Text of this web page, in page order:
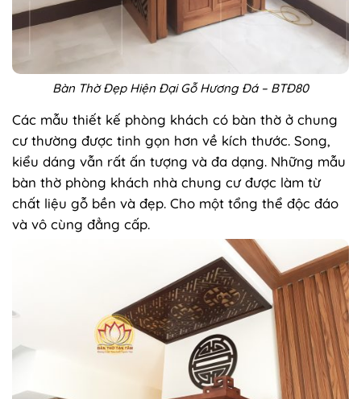
Bàn Thờ Đẹp Hiện Đại Gỗ Hương Đá – BTĐ80
Các mẫu thiết kế phòng khách có bàn thờ ở chung
cư thường được tinh gọn hơn về kích thước. Song,
kiểu dáng vẫn rất ấn tượng và đa dạng. Những mẫu
bàn thờ phòng khách nhà chung cư được làm từ
chất liệu gỗ bền và đẹp. Cho một tổng thể độc đáo
và vô cùng đẳng cấp.